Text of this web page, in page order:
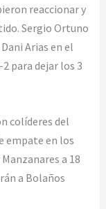
reaccionar y
Sergio Ortuno
Arias en el
para dejar los 3
colíderes del
empate en los
a 18
a Bolaños